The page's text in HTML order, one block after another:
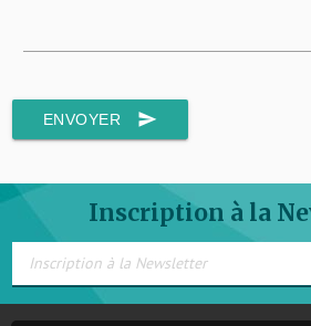
ENVOYER send
Inscription à la